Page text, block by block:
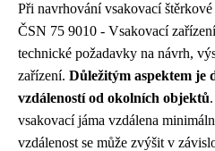
Při navrhování vsakovací
ČSN 75 9010 - Vsakovací
technické požadavky na návrh,
zařízení. Důležitým aspektem je
vzdáleností od okolních objektů
vsakovací jáma vzdálena
vzdálenost se může zvýšit v